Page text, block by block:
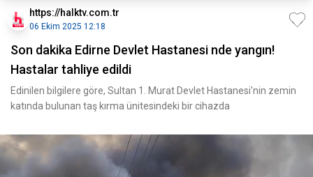
https://halktv.com.tr
06 Ekim 2025 12:18
Son dakika Edirne Devlet Hastanesi nde yangın!
Hastalar tahliye edildi
Edinilen bilgilere göre, Sultan 1. Murat Devlet Hastanesi'nin zemin
katında bulunan taş kırma ünitesindeki bir cihazda